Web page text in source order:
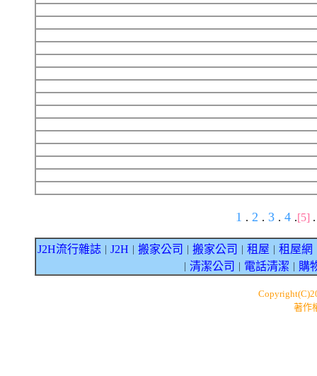
1 . 2 . 3 . 4 .[5]
J2H流行雜誌 J2H 搬家公司 搬家公司 租屋 租屋網
清潔公司 電話清潔 購
著作